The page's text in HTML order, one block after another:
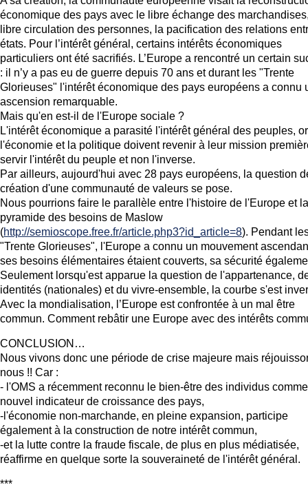
économique des pays avec le libre échange des
libre circulation des personnes, la pacification des relations
états. Pour l’intérêt général, certains intérêts économiques
particuliers ont été sacrifiés. L’Europe a rencontré un certain
: il n’y a pas eu de guerre depuis 70 ans et durant les "Trente
Glorieuses" l'intérêt économique des pays européens a connu
ascension remarquable.
Mais qu'en est-il de l'Europe sociale ?
L'intérêt économique a parasité l'intérêt général des peuples, or
l'économie et la politique doivent revenir à leur mission
servir l'intérêt du peuple et non l'inverse.
Par ailleurs, aujourd'hui avec 28 pays européens, la question
création d'une communauté de valeurs se pose.
Nous pourrions faire le parallèle entre l'histoire de l'Europe et la
pyramide des besoins de Maslow
(http://semioscope.free.fr/article.php3?id_article=8). Pendant
"Trente Glorieuses", l'Europe a connu un mouvement
ses besoins élémentaires étaient couverts, sa sécurité
Seulement lorsqu'est apparue la question de l'appartenance,
identités (nationales) et du vivre-ensemble, la courbe s'est
Avec la mondialisation, l’Europe est confrontée à un mal être
commun. Comment rebâtir une Europe avec des intérêts
CONCLUSION…
Nous vivons donc une période de crise majeure mais
nous !! Car :
- l'OMS a récemment reconnu le bien-être des individus
nouvel indicateur de croissance des pays,
-l'économie non-marchande, en pleine expansion, participe
également à la construction de notre intérêt commun,
-et la lutte contre la fraude fiscale, de plus en plus médiatisée,
réaffirme en quelque sorte la souveraineté de l'intérêt général.
***